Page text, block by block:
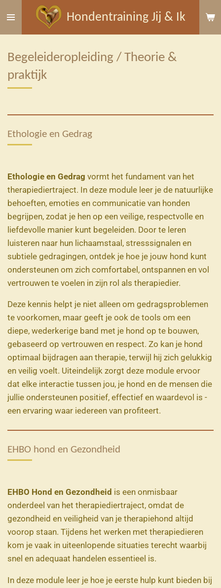
naar
de
hoofdinhoud
Hondentraining Jij & Ik
Begeleideropleiding / Theorie &
praktijk
Ethologie en Gedrag
Ethologie en Gedrag vormt het fundament van het
therapiediertraject. In deze module leer je de natuurlijke
behoeften, emoties en communicatie van honden
begrijpen, zodat je hen op een veilige, respectvolle en
liefdevolle manier kunt begeleiden. Door te leren
luisteren naar hun lichaamstaal, stresssignalen en
subtiele gedragingen, ontdek je hoe je jouw hond kunt
ondersteunen om zich comfortabel, ontspannen en vol
vertrouwen te voelen in zijn rol als therapiedier.
Deze kennis helpt je niet alleen om gedragsproblemen
te voorkomen, maar geeft je ook de tools om een
diepe, wederkerige band met je hond op te bouwen,
gebaseerd op vertrouwen en respect. Zo kan je hond
optimaal bijdragen aan therapie, terwijl hij zich gelukkig
en veilig voelt. Uiteindelijk zorgt deze module ervoor
dat elke interactie tussen jou, je hond en de mensen die
jullie ondersteunen positief, effectief en waardevol is -
een ervaring waar iedereen van profiteert.
EHBO hond en Gezondheid
EHBO Hond en Gezondheid is een onmisbaar
onderdeel van het therapiediertraject, omdat de
gezondheid en veiligheid van je therapiehond altijd
voorop staan. Tijdens het werken met therapiedieren
kom je vaak in uiteenlopende situaties terecht waarbij
snel en adequaat handelen essentieel is.
In deze module leer je hoe je eerste hulp kunt bieden bij